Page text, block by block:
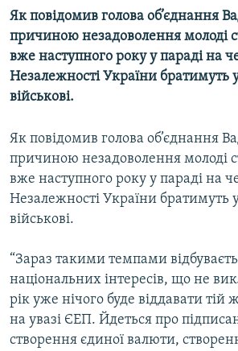
СПЕЦПРОЄКТИ
ПОДКАСТИ
КРИМ РЕАЛІЇ
КТАТ
ДОЛУЧАЙСЯ!
Усі сайти RFE/RL
Як повідомив голова об’єднання
причиною незадоволення молоді
вже наступного року у параді на
Незалежності України братимуть
військові.
Як повідомив голова об’єднання
причиною незадоволення молоді
вже наступного року у параді на
Незалежності України братимуть
військові.
“Зараз такими темпами
національних інтересів, що не
рік уже нічого буде віддавати тій
на увазі ЄЕП. Йдеться про
створення єдиної валюти,